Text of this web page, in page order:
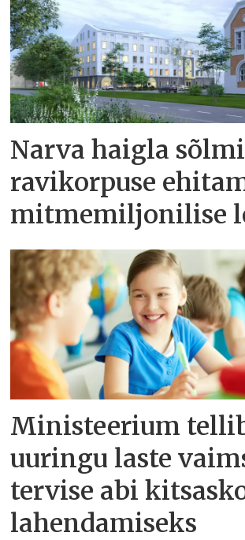
Narva haigla
ravikorpuse
mitmemiljonilise
Ministeerium
uuringu laste
tervise abi
lahendamiseks